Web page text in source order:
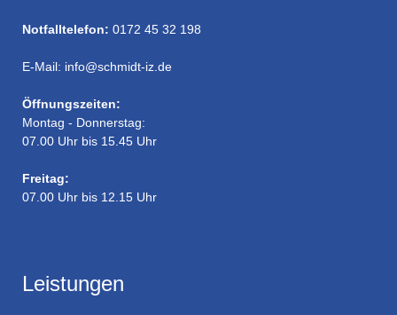
Notfalltelefon: 0172 45 32 198
E-Mail: info@schmidt-iz.de
Öffnungszeiten:
Montag - Donnerstag:
07.00 Uhr bis 15.45 Uhr
Freitag:
07.00 Uhr bis 12.15 Uhr
Leistungen